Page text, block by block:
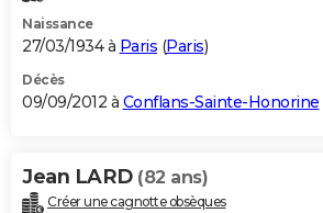
Naissance
27/03/1934 à Paris (Paris)
Décès
09/09/2012 à Conflans-Sainte-Honorine
Jean LARD (82 ans)
Créer une cagnotte obsèques